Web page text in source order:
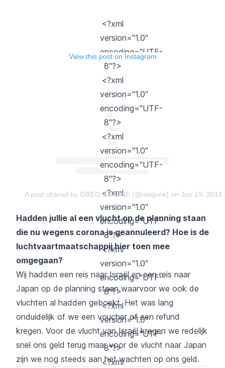
<?xml
version="1.0"
encoding="UTF-
8"?>
<?xml
version="1.0"
encoding="UTF-
8"?>
<?xml
version="1.0"
encoding="UTF-
8"?>
<?xml
version="1.0"
encoding="UTF-
8"?>
<?xml
version="1.0"
encoding="UTF-
8"?>
<?xml
version="1.0"
encoding="UTF-
8"?>
<?xml
View this post on Instagram
A post shared by GREG & IRENE (@reisjunk) on Jun 19,
Hadden jullie al een vlucht op de planning staan
die nu wegens corona is geannuleerd? Hoe is de
luchtvaartmaatschappij hier toen mee
omgegaan?
Wij hadden een reis naar Israël en een reis naar
Japan op de planning staan waarvoor we ook de
vluchten al hadden geboekt. Het was lang
onduidelijk of we een voucher of een refund
kregen. Voor de vlucht van Israël kregen we redelijk
snel ons geld terug maar voor de vlucht naar Japan
zijn we nog steeds aan het wachten op ons geld.